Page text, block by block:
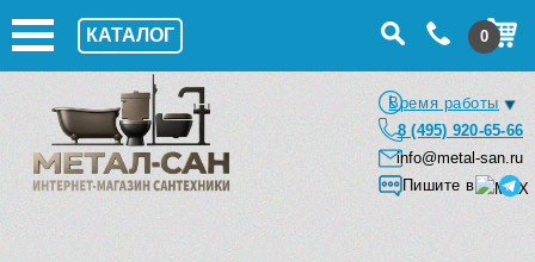
КАТАЛОГ 0
Время работы
8 (495) 920-65-66
info@metal-san.ru
Пишите в